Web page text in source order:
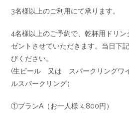
3名様以上のご利用にて承ります。
4名様以上のご予約で、乾杯用ドリン
ゼントさせていただきます。当日下
びください。
(生ビール 又は スパークリング
ルスパークリング）
①プランA（お一人様 4,800円）